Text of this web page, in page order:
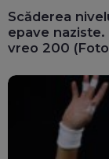
Scăderea
epave
vreo 200